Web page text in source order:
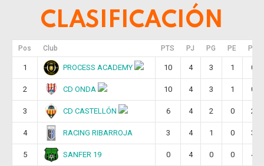
CLASIFICACIÓN
Pos Club PTS PJ PG PE PP
1 PROCESS ACADEMY 10 4 3 1 0
2 CD ONDA 10 4 3 1 0
3 CD CASTELLÓN 6 4 2 0 2
4 RACING RIBARROJA 3 4 1 0 3
5 SANFER 19 0 4 0 0 4